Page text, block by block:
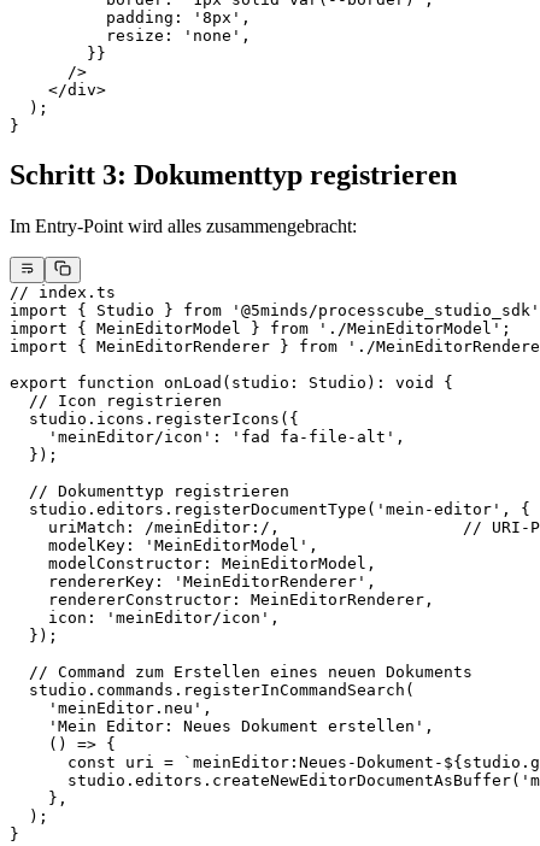
          padding:
'8px' ,
          resize:
'none' ,
        }}
      />
    </
div>
  );
}
Schritt 3: Dokumenttyp registrieren
Im Entry-Point wird alles zusammengebracht:
// index.ts
import { Studio } from '@5minds/processcube_studio_sdk'
import { MeinEditorModel } from './MeinEditorModel' ;
import { MeinEditorRenderer } from './
export function onLoad ( studio : Studio ) : void
{
  // Icon registrieren
  studio.icons.
registerIcons ({
    'meinEditor/icon'
: 'fad fa-file-alt' ,
  });
  // Dokumenttyp registrieren
  studio.editors.
registerDocumentType ( 'mein-editor' , {
    uriMatch:
/meinEditor: / , // URI-
    modelKey:
'MeinEditorModel' ,
    modelConstructor: MeinEditorModel,
    rendererKey:
'MeinEditorRenderer' ,
    rendererConstructor: MeinEditorRenderer,
    icon:
'meinEditor/icon' ,
  });
  // Command zum Erstellen eines neuen Dokuments
  studio.commands.
registerInCommandSearch (
    'meinEditor.neu'
,
    'Mein Editor: Neues Dokument erstellen'
,
    ()
=> {
      const
uri = `meinEditor:Neues-Dokument-${ studio .
      studio.editors.
createNewEditorDocumentAsBuffer(
    },
  );
}